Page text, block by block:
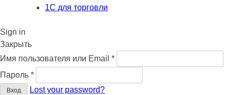
1С для торговли
Sign in
Закрыть
Имя пользователя или Email *Обязательно
Пароль *Обязательно
Вход Lost your password?